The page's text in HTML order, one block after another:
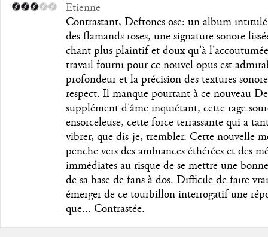
Etienne
Contrastant, Deftones ose: un album
des flamands roses, une signature sonore
chant plus plaintif et doux qu'à
travail fourni pour ce nouvel opus est
profondeur et la précision des textures
respect. Il manque pourtant à ce nouveau
supplément d'âme inquiétant, cette rage
ensorceleuse, cette force terrassante qui a
vibrer, que dis-je, trembler. Cette nouvelle
penche vers des ambiances éthérées et des
immédiates au risque de se mettre une
de sa base de fans à dos. Difficile de faire
émerger de ce tourbillon interrogatif une
que... Contrastée.